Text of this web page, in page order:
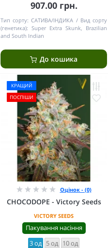
907.00 грн.
Тип сорту: САТИВА/ІНДИКА
Вид сорту
(генетика): Super Extra Skunk, Brazilian
and South Indian
До кошика
КРАЩИЙ
ПОСПІШИ
Оцінок - (0)
CHOCODOPE - Victory Seeds
VICTORY SEEDS
Пакування насіння
3 од 5 од 10 од